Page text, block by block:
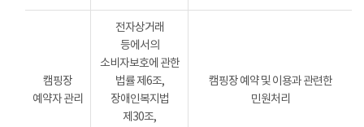
캠핑장
예약자 관리
전자상거래
등에서의
소비자보호에 관한
법률 제6조,
장애인복지법
제30조,
캠핑장 예약 및 이용과 관련한
민원처리